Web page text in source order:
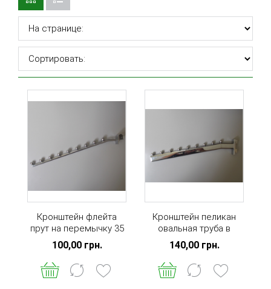
Кронштейн флейта
прут на перемычку 35
см 8 шариков
100,00 грн.
Кронштейн пеликан
овальная труба в
стойку 40 см 9
шариков
140,00 грн.